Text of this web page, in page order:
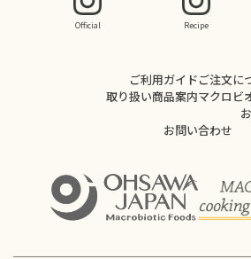
Official Recipe
ご利用ガイドご注文に
取り扱い商品案内マクロビ
お問い合わせ